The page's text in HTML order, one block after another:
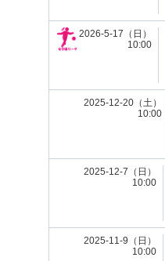
2026-5-17（日）
10:00
2025-12-20（土）
10:00
2025-12-7（日）
10:00
2025-11-9（日）
10:00